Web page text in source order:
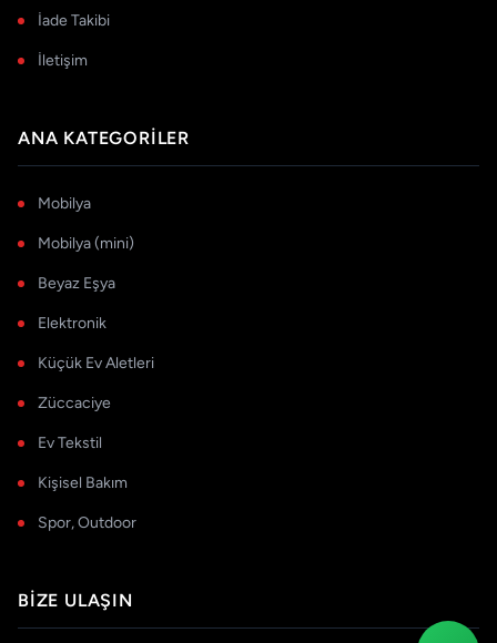
İade Takibi
İletişim
ANA KATEGORILER
Mobilya
Mobilya (mini)
Beyaz Eşya
Elektronik
Küçük Ev Aletleri
Züccaciye
Ev Tekstil
Kişisel Bakım
Spor, Outdoor
BIZE ULAŞIN